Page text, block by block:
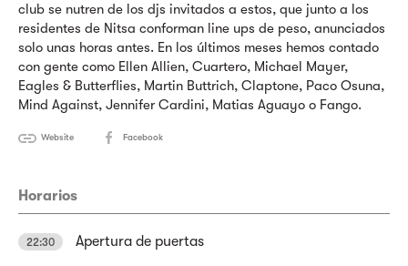
club se nutren de los djs invitados a estos, que junto a los
residentes de Nitsa conforman line ups de peso, anunciados
solo unas horas antes. En los últimos meses hemos contado
con gente como Ellen Allien, Cuartero, Michael Mayer,
Eagles & Butterflies, Martin Buttrich, Claptone, Paco Osuna,
Mind Against, Jennifer Cardini, Matias Aguayo o Fango.
Website Facebook
Horarios
22:30 Apertura de puertas